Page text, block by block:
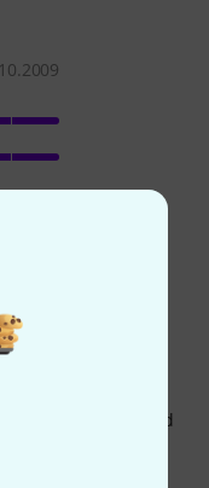
dziećmi. W
trzyma się
własnym
stabilny; moja
Większa
nawet
poduszki, aby
sprzyja
jedną gwiazdkę od